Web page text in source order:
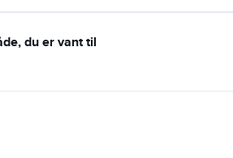
du er vant til